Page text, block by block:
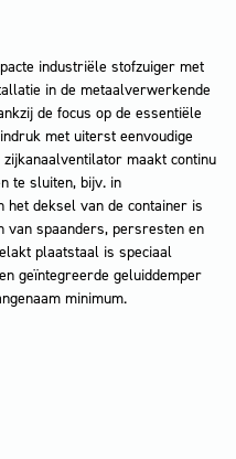
industriële stofzuiger met
in de metaalverwerkende
de focus op de essentiële
met uiterst eenvoudige
maakt continu
te sluiten, bijv. in
deksel van de container is
van spaanders, persresten en
plaatstaal is speciaal
geïntegreerde geluiddemper
minimum.